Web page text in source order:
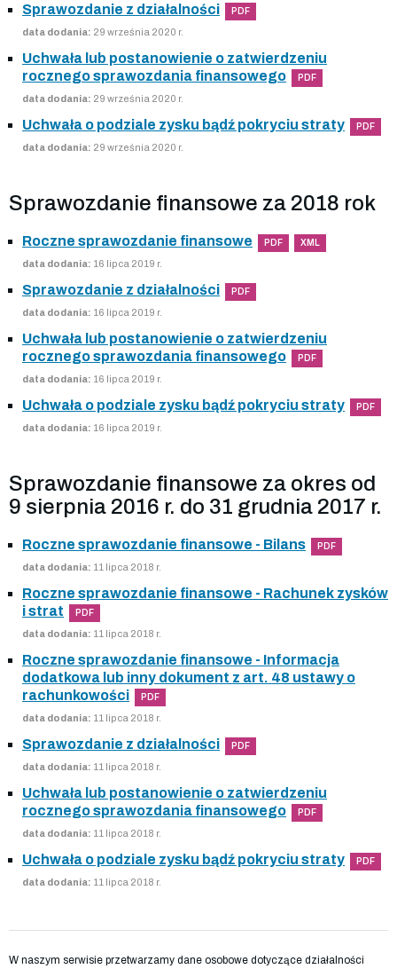
Sprawozdanie z działalności PDF
data dodania: 29 września 2020 r.
Uchwała lub postanowienie o zatwierdzeniu
rocznego sprawozdania finansowego
PDF
data dodania: 29 września 2020 r.
Uchwała o podziale zysku bądź pokryciu straty PDF
data dodania: 29 września 2020 r.
Sprawozdanie finansowe za 2018 rok
Roczne sprawozdanie finansowe PDF XML
data dodania: 16 lipca 2019 r.
Sprawozdanie z działalności PDF
data dodania: 16 lipca 2019 r.
Uchwała lub postanowienie o zatwierdzeniu
rocznego sprawozdania finansowego
PDF
data dodania: 16 lipca 2019 r.
Uchwała o podziale zysku bądź pokryciu straty PDF
data dodania: 16 lipca 2019 r.
Sprawozdanie finansowe za okres od
9 sierpnia 2016 r. do 31 grudnia 2017 r.
Roczne sprawozdanie finansowe - Bilans PDF
data dodania: 11 lipca 2018 r.
Roczne sprawozdanie finansowe - Rachunek zysków
i strat
PDF
data dodania: 11 lipca 2018 r.
Roczne sprawozdanie finansowe - Informacja
dodatkowa lub inny dokument z art. 48 ustawy o
rachunkowości
PDF
data dodania: 11 lipca 2018 r.
Sprawozdanie z działalności PDF
data dodania: 11 lipca 2018 r.
Uchwała lub postanowienie o zatwierdzeniu
rocznego sprawozdania finansowego
PDF
data dodania: 11 lipca 2018 r.
Uchwała o podziale zysku bądź pokryciu straty PDF
data dodania: 11 lipca 2018 r.
W naszym serwisie przetwarzamy dane osobowe dotyczące działalności